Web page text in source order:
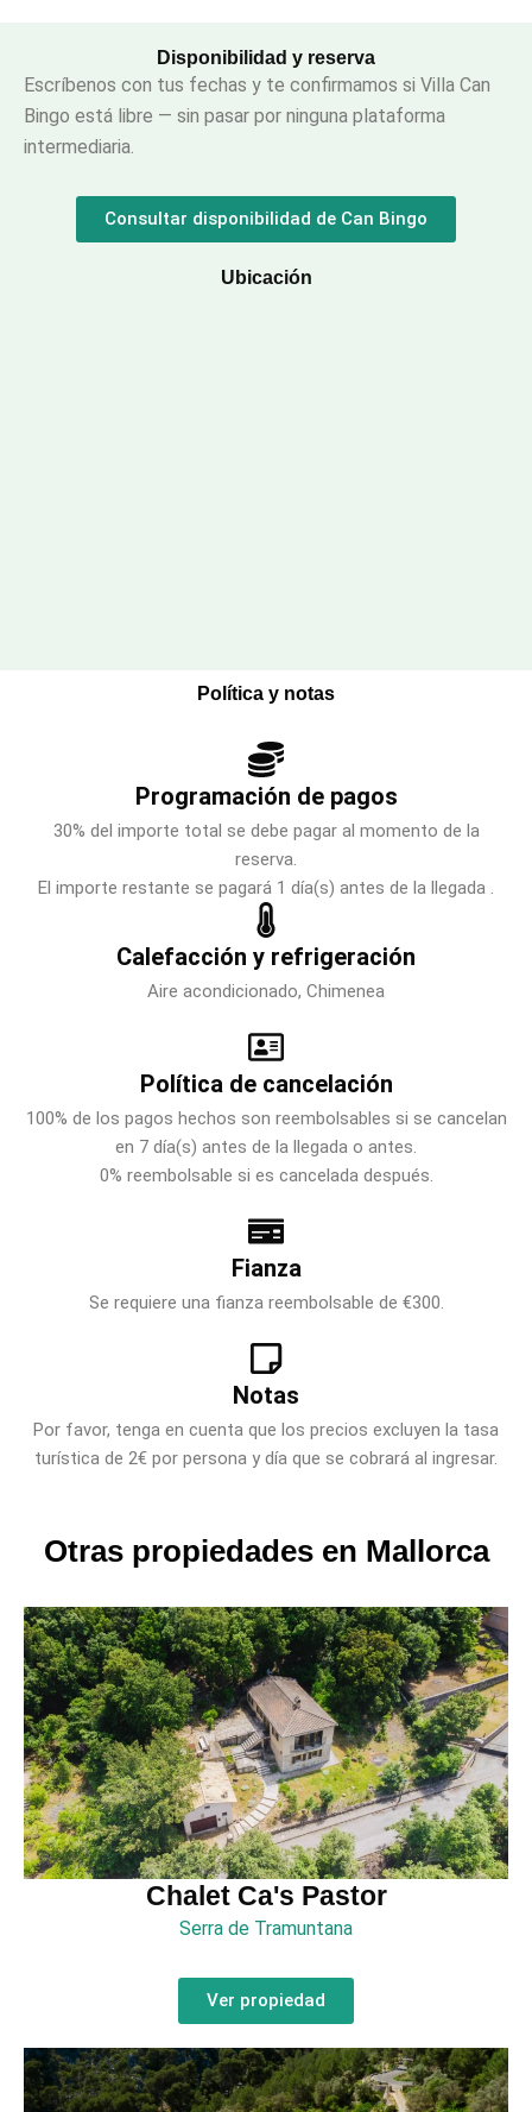
Disponibilidad y reserva
Escríbenos con tus fechas y te confirmamos si Villa Can
Bingo está libre — sin pasar por ninguna plataforma
intermediaria.
Consultar disponibilidad de Can Bingo
Ubicación
Política y notas
Programación de pagos
30% del importe total se debe pagar al momento de la
reserva.
El importe restante se pagará 1 día(s) antes de la llegada .
Calefacción y refrigeración
Aire acondicionado, Chimenea
Política de cancelación
100% de los pagos hechos son reembolsables si se cancelan
en 7 día(s) antes de la llegada o antes.
0% reembolsable si es cancelada después.
Fianza
Se requiere una fianza reembolsable de €300.
Notas
Por favor, tenga en cuenta que los precios excluyen la tasa
turística de 2€ por persona y día que se cobrará al ingresar.
Otras propiedades en Mallorca
Chalet Ca's Pastor
Serra de Tramuntana
Ver propiedad